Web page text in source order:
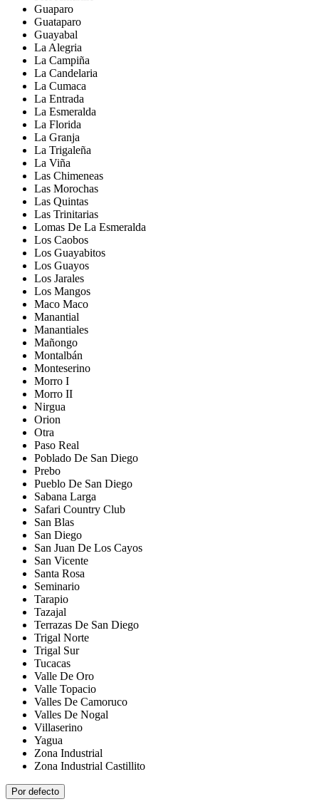
Guaparo
Guataparo
Guayabal
La Alegria
La Campiña
La Candelaria
La Cumaca
La Entrada
La Esmeralda
La Florida
La Granja
La Trigaleña
La Viña
Las Chimeneas
Las Morochas
Las Quintas
Las Trinitarias
Lomas De La Esmeralda
Los Caobos
Los Guayabitos
Los Guayos
Los Jarales
Los Mangos
Maco Maco
Manantial
Manantiales
Mañongo
Montalbán
Monteserino
Morro I
Morro II
Nirgua
Orion
Otra
Paso Real
Poblado De San Diego
Prebo
Pueblo De San Diego
Sabana Larga
Safari Country Club
San Blas
San Diego
San Juan De Los Cayos
San Vicente
Santa Rosa
Seminario
Tarapio
Tazajal
Terrazas De San Diego
Trigal Norte
Trigal Sur
Tucacas
Valle De Oro
Valle Topacio
Valles De Camoruco
Valles De Nogal
Villaserino
Yagua
Zona Industrial
Zona Industrial Castillito
Por defecto